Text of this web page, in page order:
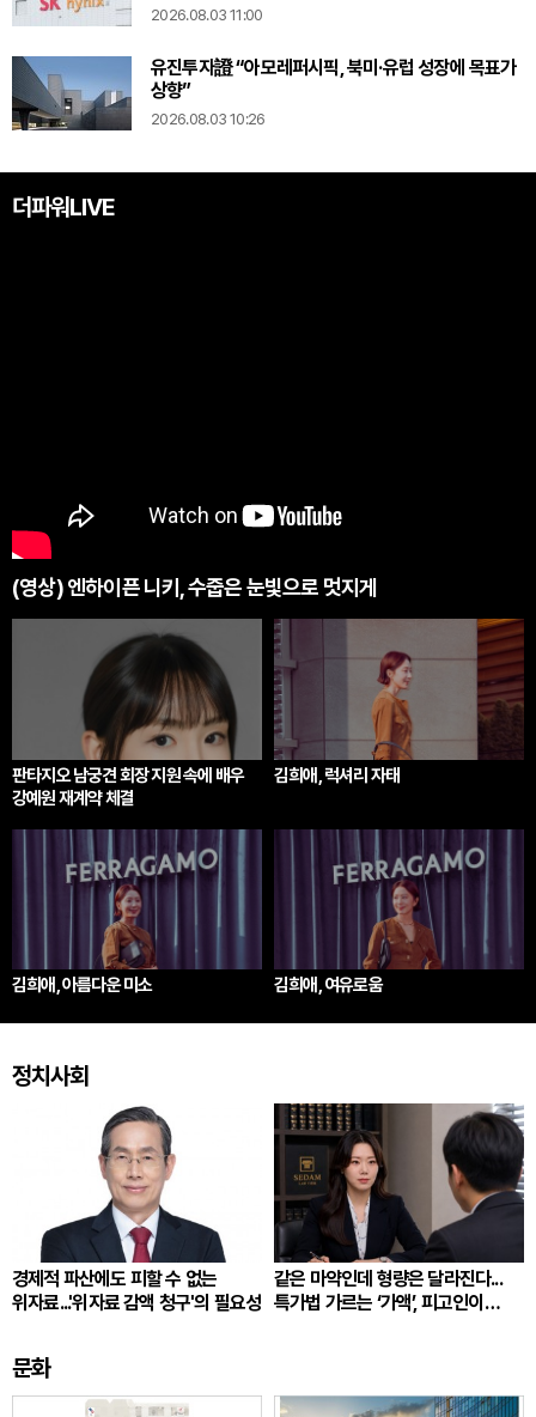
2026.08.03 11:00
유진투자證 “아모레퍼시픽, 북미·유럽 성장에 목표가
상향”
2026.08.03 10:26
더파워LIVE
(영상) 엔하이픈 니키, 수줍은 눈빛으로 멋지게
판타지오 남궁견 회장 지원 속에 배우
강예원 재계약 체결
김희애, 럭셔리 자태
김희애, 아름다운 미소 김희애, 여유로움
정치사회
경제적 파산에도 피할 수 없는
위자료...'위자료 감액 청구'의 필요성
같은 마약인데 형량은 달라진다...
특가법 가르는 ‘가액’, 피고인이
문화